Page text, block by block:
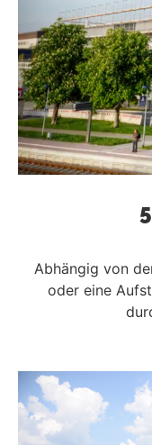
Abhängig von
oder eine